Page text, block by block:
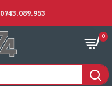
0743.089.953
0